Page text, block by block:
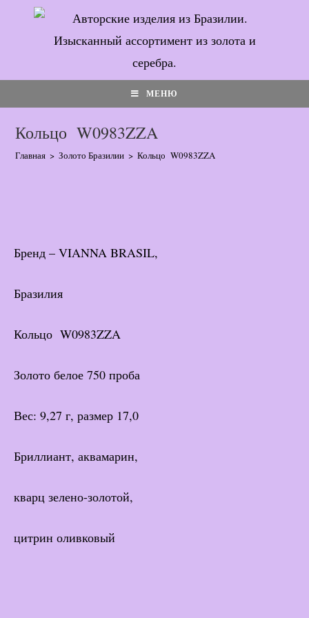
Перейти
содержимому
МЕНЮ
Кольцо W0983ZZA
Главная > Золото Бразилии > Кольцо W0983ZZA
Бренд – VIANNA BRASIL,
Бразилия
Кольцо W0983ZZA
Золото белое 750 проба
Вес: 9,27 г, размер 17,0
Бриллиант, аквамарин,
кварц зелено-золотой,
цитрин оливковый